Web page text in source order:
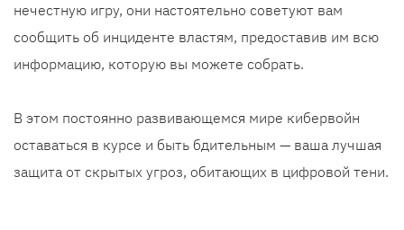
нечестную игру, они настоятельно советуют вам
сообщить об инциденте властям, предоставив им всю
информацию, которую вы можете собрать.
В этом постоянно развивающемся мире кибервойн
оставаться в курсе и быть бдительным — ваша лучшая
защита от скрытых угроз, обитающих в цифровой тени.